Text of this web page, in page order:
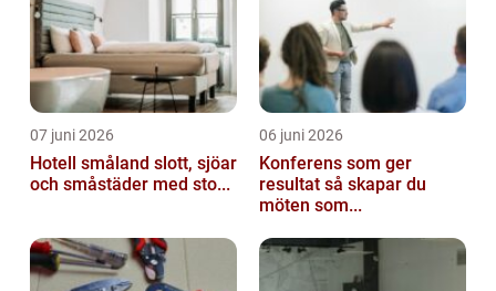
07 juni 2026
Hotell småland slott, sjöar
och småstäder med sto...
06 juni 2026
Konferens som ger
resultat så skapar du
möten som...